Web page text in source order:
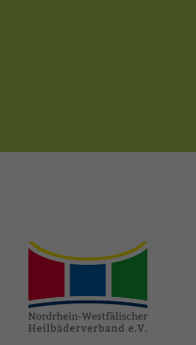
heilbaeder.de